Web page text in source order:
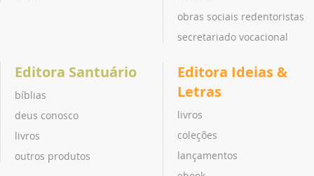
obras sociais redentoristas
secretariado vocacional
Editora Santuário
bíblias
deus conosco
livros
outros produtos
Editora Ideias &
Letras
livros
coleções
lançamentos